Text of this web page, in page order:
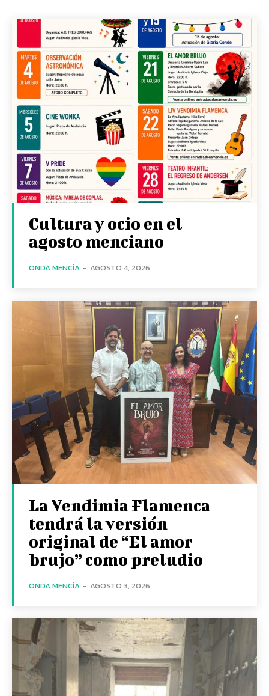
Cultura y ocio en el
agosto menciano
ONDA MENCÍA - AGOSTO 4, 2026
La Vendimia Flamenca
tendrá la versión
original de “El amor
brujo” como preludio
ONDA MENCÍA - AGOSTO 3, 2026